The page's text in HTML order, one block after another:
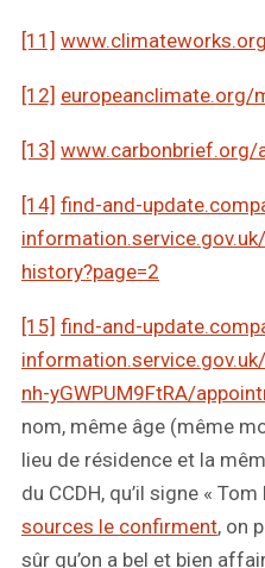
[11]
[12]
[13] www.carbonbrief.org/
[14] find-and-
history?page=2
[15] find-and-
nh-yGWPUM9FtRA/
nom, même âge (même
lieu de résidence et la
du CCDH, qu’il signe «
sources le confirment, on
sûr qu’on a bel et bien